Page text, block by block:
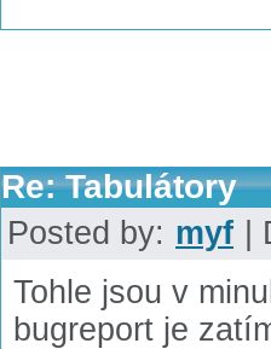
Re: Tabulátory
Posted by: myf |
Tohle jsou v
bugreport je